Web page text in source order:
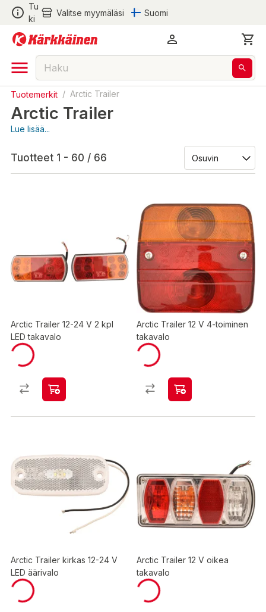
Tu
ki
Valitse myymäläsi Suomi
Tuotemerkit / Arctic Trailer
Arctic Trailer
Lue lisää...
Tuotteet 1 - 60 / 66
Arctic Trailer 12-24 V 2 kpl
LED takavalo
Arctic Trailer 12 V 4-toiminen
takavalo
Arctic Trailer kirkas 12-24 V
LED äärivalo
Arctic Trailer 12 V oikea
takavalo